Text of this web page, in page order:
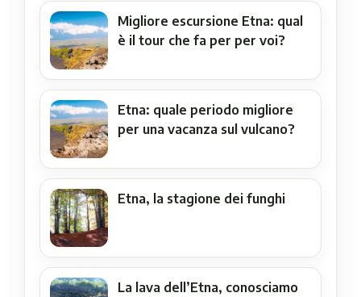
Migliore escursione Etna: qual
è il tour che fa per per voi?
Etna: quale periodo migliore
per una vacanza sul vulcano?
Etna, la stagione dei funghi
La lava dell’Etna, conosciamo